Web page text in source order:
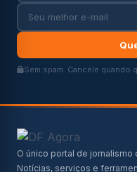
Sem spam. Cancele quando
O único portal de
Notícias, serviços e